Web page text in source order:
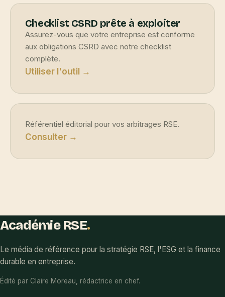
Checklist CSRD prête à exploiter
Assurez-vous que votre entreprise est conforme
aux obligations CSRD avec notre checklist
complète.
Utiliser l'outil →
Référentiel éditorial pour vos arbitrages RSE.
Consulter →
Académie RSE.
Le média de référence pour la stratégie RSE, l'ESG et la finance
durable en entreprise.
Édité par Claire Moreau, rédactrice en chef.